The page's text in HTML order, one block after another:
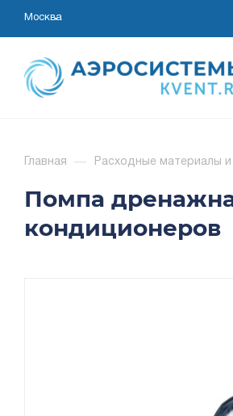
Москва
Главная — Расходные материалы
Помпа
кондиционеров